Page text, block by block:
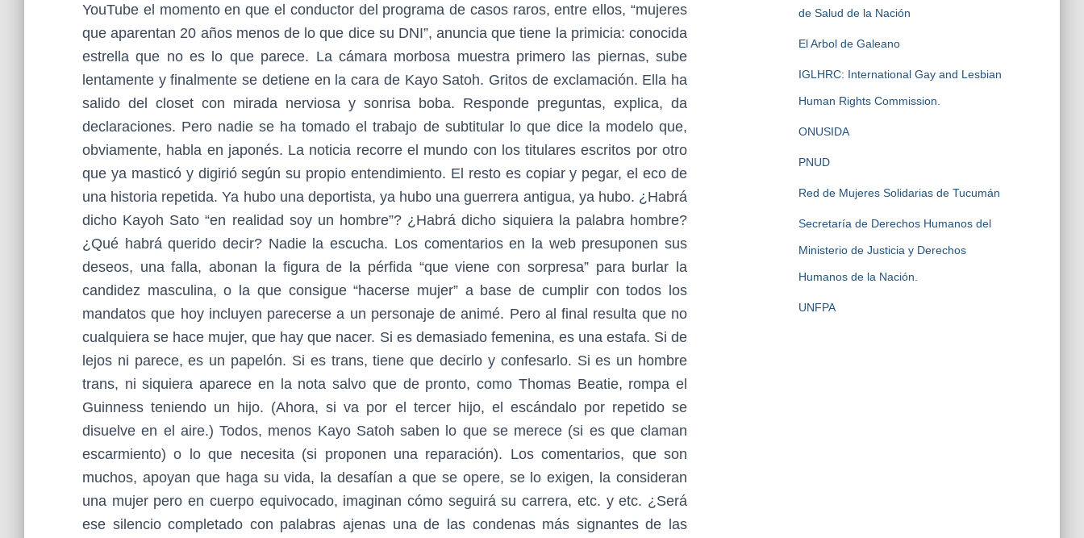
YouTube el momento en que el conductor del programa de casos raros, entre ellos, “mujeres
que aparentan 20 años menos de lo que dice su DNI”, anuncia que tiene la primicia: conocida
estrella que no es lo que parece. La cámara morbosa muestra primero las piernas, sube
lentamente y finalmente se detiene en la cara de Kayo Satoh. Gritos de exclamación. Ella ha
salido del closet con mirada nerviosa y sonrisa boba. Responde preguntas, explica, da
declaraciones. Pero nadie se ha tomado el trabajo de subtitular lo que dice la modelo que,
obviamente, habla en japonés. La noticia recorre el mundo con los titulares escritos por otro
que ya masticó y digirió según su propio entendimiento. El resto es copiar y pegar, el eco de
una historia repetida. Ya hubo una deportista, ya hubo una guerrera antigua, ya hubo. ¿Habrá
dicho Kayoh Sato “en realidad soy un hombre”? ¿Habrá dicho siquiera la palabra hombre?
¿Qué habrá querido decir? Nadie la escucha. Los comentarios en la web presuponen sus
deseos, una falla, abonan la figura de la pérfida “que viene con sorpresa” para burlar la
candidez masculina, o la que consigue “hacerse mujer” a base de cumplir con todos los
mandatos que hoy incluyen parecerse a un personaje de animé. Pero al final resulta que no
cualquiera se hace mujer, que hay que nacer. Si es demasiado femenina, es una estafa. Si de
lejos ni parece, es un papelón. Si es trans, tiene que decirlo y confesarlo. Si es un hombre
trans, ni siquiera aparece en la nota salvo que de pronto, como Thomas Beatie, rompa el
Guinness teniendo un hijo. (Ahora, si va por el tercer hijo, el escándalo por repetido se
disuelve en el aire.) Todos, menos Kayo Satoh saben lo que se merece (si es que claman
escarmiento) o lo que necesita (si proponen una reparación). Los comentarios, que son
muchos, apoyan que haga su vida, la desafían a que se opere, se lo exigen, la consideran
una mujer pero en cuerpo equivocado, imaginan cómo seguirá su carrera, etc. y etc. ¿Será
ese silencio completado con palabras ajenas una de las condenas más signantes de las
de Salud de la Nación
El Arbol de Galeano
IGLHRC: International Gay and Lesbian
Human Rights Commission.
ONUSIDA
PNUD
Red de Mujeres Solidarias de Tucumán
Secretaría de Derechos Humanos del
Ministerio de Justicia y Derechos
Humanos de la Nación.
UNFPA